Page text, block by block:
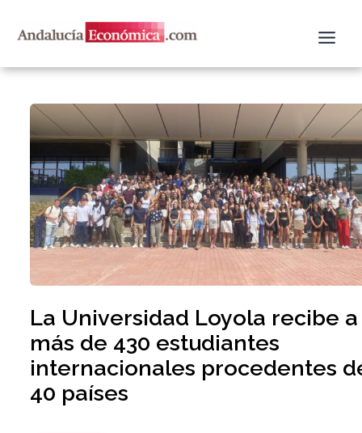
La Universidad Loyola recibe a
más de 430 estudiantes
internacionales procedentes
40 países